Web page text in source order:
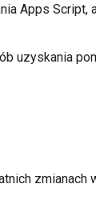
Apps Script,
uzyskania
zmianach